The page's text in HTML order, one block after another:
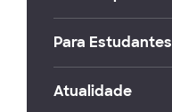
Para Estudantes
Atualidade